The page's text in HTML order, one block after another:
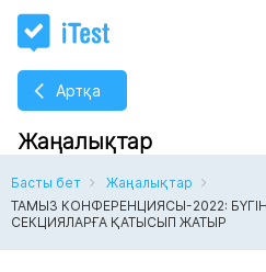
Артқа
Жаңалықтар
Басты бет
Жаңалықтар
ТАМЫЗ КОНФЕРЕНЦИЯСЫ-2022:
СЕКЦИЯЛАРҒА ҚАТЫСЫП ЖАТЫР